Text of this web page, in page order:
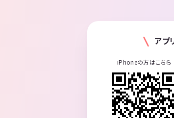
アプ
iPhoneの方はこちら